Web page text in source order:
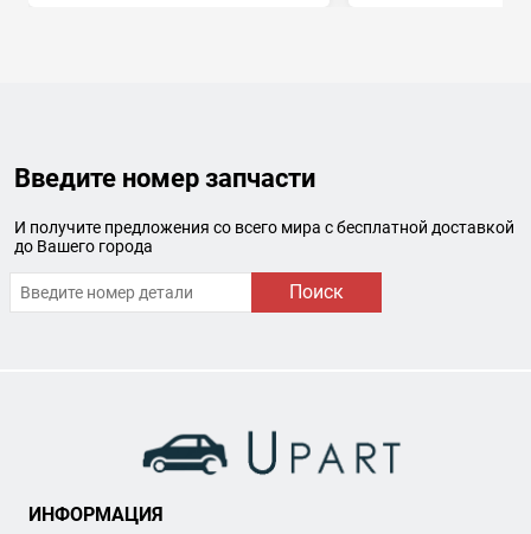
Введите номер запчасти
И получите предложения со всего мира с бесплатной доставкой
до Вашего города
Поиск
ИНФОРМАЦИЯ